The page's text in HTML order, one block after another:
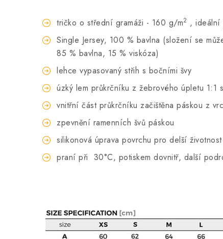
tričko o střední gramáži - 160 g/m2 , ideální
Single Jersey, 100 % bavlna (složení se
85 % bavlna, 15 % viskóza)
lehce vypasovaný střih s bočními švy
úzký lem průkrčníku z žebrového úpletu 1:1
vnitřní část průkrčníku začištěna páskou z
zpevnění ramenních švů páskou
silikonová úprava povrchu pro delší
praní při 30°C, potiskem dovnitř, další